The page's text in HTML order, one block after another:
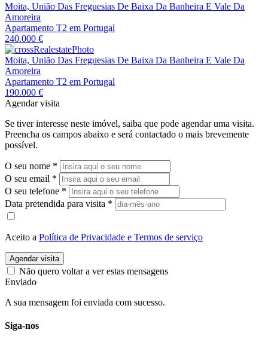
Moita, União Das Freguesias De Baixa Da Banheira E Vale Da
Amoreira
Apartamento T2 em Portugal
240.000 €
Moita, União Das Freguesias De Baixa Da Banheira E Vale Da
Amoreira
Apartamento T2 em Portugal
190.000 €
Agendar visita
Se tiver interesse neste imóvel, saiba que pode agendar uma visita.
Preencha os campos abaixo e será contactado o mais brevemente
possível.
O seu nome *
O seu email *
O seu telefone *
Data pretendida para visita *
Aceito a Política de Privacidade e Termos de serviço
Agendar visita
Não quero voltar a ver estas mensagens
Enviado
A sua mensagem foi enviada com sucesso.
Siga-nos